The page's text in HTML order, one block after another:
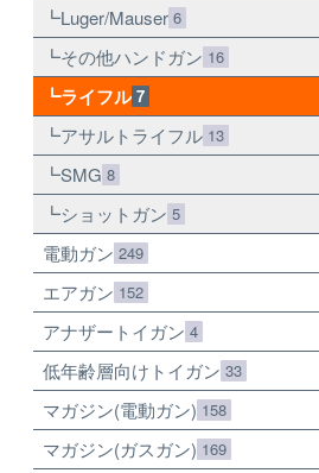
Luger/Mauser 6
その他ハンドガン 16
ライフル 7
アサルトライフル 13
SMG 8
ショットガン 5
電動ガン 249
エアガン 152
アナザートイガン 4
低年齢層向けトイガン 33
マガジン(電動ガン) 158
マガジン(ガスガン) 169